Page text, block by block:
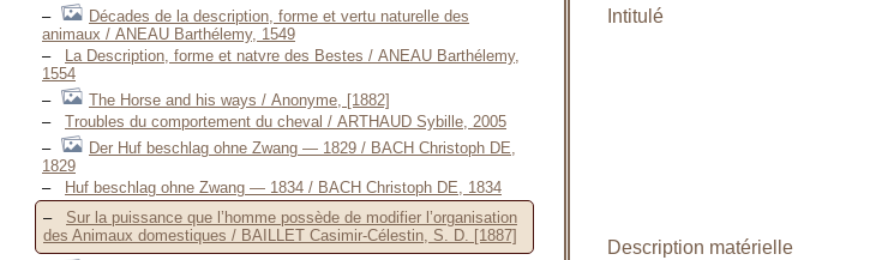
Décades de la description, forme et vertu naturelle des
animaux / ANEAU Barthélemy, 1549
La Description, forme et natvre des Bestes / ANEAU Barthélemy,
1554
The Horse and his ways / Anonyme, [1882]
Troubles du comportement du cheval / ARTHAUD Sybille, 2005
Der Huf beschlag ohne Zwang — 1829 / BACH Christoph DE,
1829
Huf beschlag ohne Zwang — 1834 / BACH Christoph DE, 1834
Sur la puissance que l’homme possède de modifier l’organisation
des Animaux domestiques / BAILLET Casimir-Célestin, S. D. [1887]
Intitulé
Description matérielle